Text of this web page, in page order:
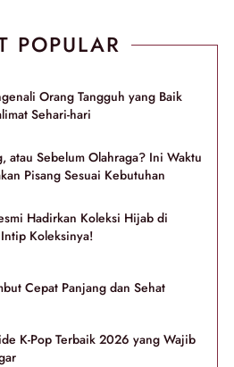
POPULAR
Orang Tangguh yang Baik
Sehari-hari
atau Sebelum Olahraga? Ini Waktu
Pisang Sesuai Kebutuhan
Hadirkan Koleksi Hijab di
Koleksinya!
Cepat Panjang dan Sehat
K-Pop Terbaik 2026 yang Wajib